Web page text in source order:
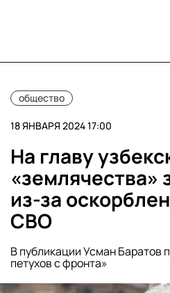
общество
18 ЯНВАРЯ 2024 17:00
На главу
«землячества»
из-за
СВО
В публикации Усман Баратов
петухов с фронта»